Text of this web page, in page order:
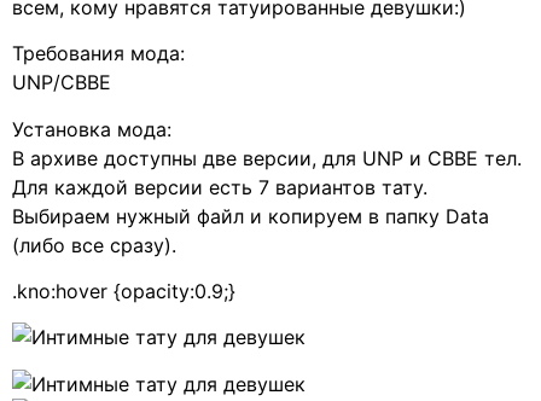
всем, кому нравятся татуированные девушки:)
Требования мода:
UNP/CBBE
Установка мода:
В архиве доступны две версии, для UNP и CBBE тел.
Для каждой версии есть 7 вариантов тату.
Выбираем нужный файл и копируем в папку Data
(либо все сразу).
.kno:hover {opacity:0.9;}